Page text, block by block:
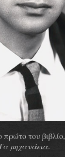
του βιβλίο,
μηχανάκια.